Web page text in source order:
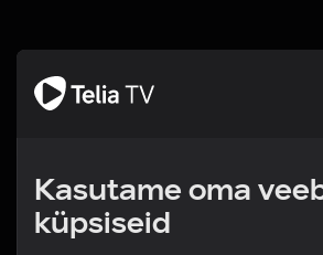
Kasutame oma
küpsiseid